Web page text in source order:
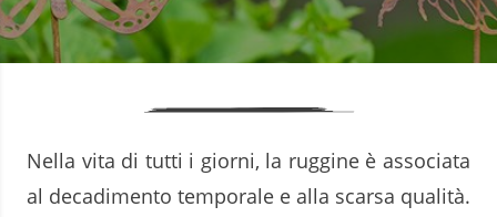
Nella vita di tutti i giorni, la ruggine è associata
al decadimento temporale e alla scarsa qualità.